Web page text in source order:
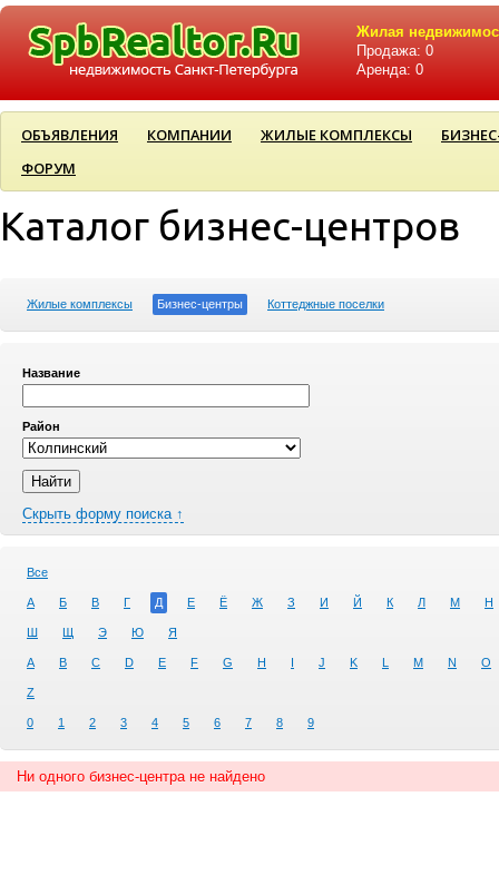
Жилая
Продажа: 0
Аренда: 0
ОБЪЯВЛЕНИЯ КОМПАНИИ ЖИЛЫЕ КОМПЛЕКСЫ
ФОРУМ
Каталог бизнес-центров
Жилые комплексы Бизнес-центры Коттеджные поселки
Название
Район
Скрыть форму поиска ↑
Все
А Б В Г Д Е Ё Ж З И Й К Л М Н
Ш Щ Э Ю Я
A B C D E F G H I J K L M N O
Z
0 1 2 3 4 5 6 7 8 9
Ни одного бизнес-центра не найдено